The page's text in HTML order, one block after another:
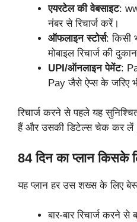
एयरटेल की वेबसाइट:
नंबर से रिचार्ज करें।
ऑफलाइन स्टोर्स: किसी
मोबाइल रिचार्ज की
UPI/ऑनलाइन पेमेंट:
Pay जैसे ऐप्स के जरिए
रिचार्ज करने से पहले यह
हैं और उसकी डिटेल्स चेक कर
84 दिन का प्लान किसके
यह प्लान हर उस शख्स के लिए
बार-बार रिचार्ज करने से